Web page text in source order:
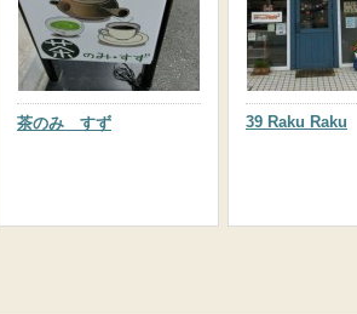
茶のみ すず 39 Raku Raku